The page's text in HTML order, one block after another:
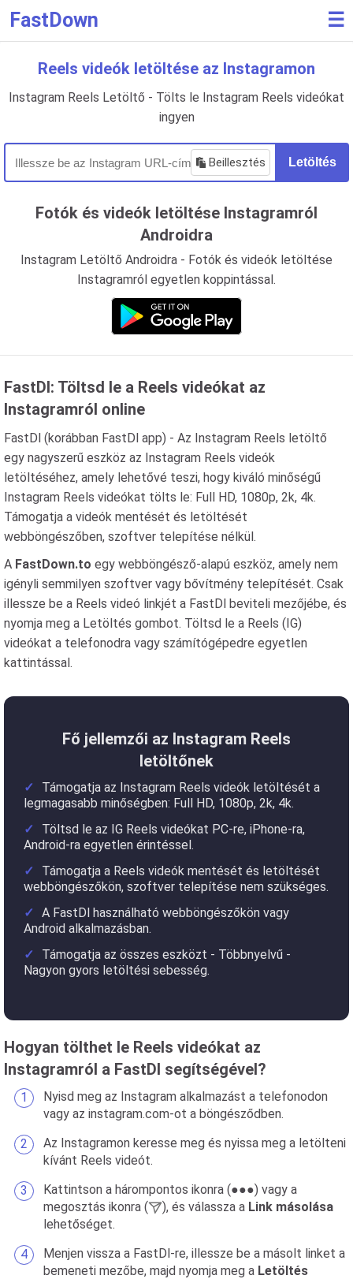
FastDown ☰
Reels videók letöltése az Instagramon
Instagram Reels Letöltő - Tölts le Instagram Reels videókat
ingyen
Beillesztés Letöltés
Fotók és videók letöltése Instagramról
Androidra
Instagram Letöltő Androidra - Fotók és videók letöltése
Instagramról egyetlen koppintással.
FastDl: Töltsd le a Reels videókat az
Instagramról online
FastDl (korábban FastDl app) - Az Instagram Reels letöltő
egy nagyszerű eszköz az Instagram Reels videók
letöltéséhez, amely lehetővé teszi, hogy kiváló minőségű
Instagram Reels videókat tölts le: Full HD, 1080p, 2k, 4k.
Támogatja a videók mentését és letöltését
webböngészőben, szoftver telepítése nélkül.
A FastDown.to egy webböngésző-alapú eszköz, amely nem
igényli semmilyen szoftver vagy bővítmény telepítését. Csak
illessze be a Reels videó linkjét a FastDl beviteli mezőjébe, és
nyomja meg a Letöltés gombot. Töltsd le a Reels (IG)
videókat a telefonodra vagy számítógépedre egyetlen
kattintással.
Fő jellemzői az Instagram Reels
letöltőnek
Támogatja az Instagram Reels videók letöltését a
legmagasabb minőségben: Full HD, 1080p, 2k, 4k.
Töltsd le az IG Reels videókat PC-re, iPhone-ra,
Android-ra egyetlen érintéssel.
Támogatja a Reels videók mentését és letöltését
webböngészőkön, szoftver telepítése nem szükséges.
A FastDl használható webböngészőkön vagy
Android alkalmazásban.
Támogatja az összes eszközt - Többnyelvű -
Nagyon gyors letöltési sebesség.
Hogyan tölthet le Reels videókat az
Instagramról a FastDl segítségével?
Nyisd meg az Instagram alkalmazást a telefonodon
vagy az instagram.com-ot a böngésződben.
Az Instagramon keresse meg és nyissa meg a letölteni
kívánt Reels videót.
Kattintson a hárompontos ikonra (●●●) vagy a
megosztás ikonra (
), és válassza a Link másolása
lehetőséget.
Menjen vissza a FastDl-re, illessze be a másolt linket a
bemeneti mezőbe, majd nyomja meg a Letöltés